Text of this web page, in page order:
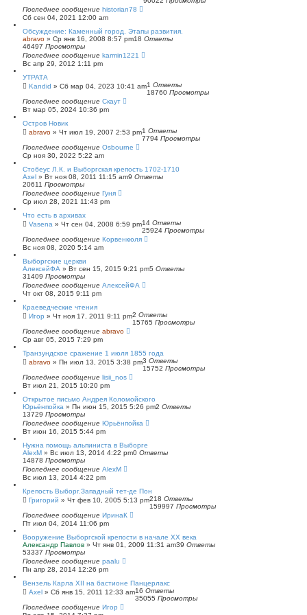
о
и
с
к
Последнее сообщение historian78
Сб сен 04, 2021 12:00 am
Обсуждение: Каменный город. Этапы развития.
abravo » Ср янв 16, 2008 8:57 pm18 Ответы
46497 Просмотры
Последнее сообщение karmin1221
Вс апр 29, 2012 1:11 pm
УТРАТА
Kandid » Сб мар 04, 2023 10:41 am1 Ответы
18760 Просмотры
Последнее сообщение Скаут
Вт мар 05, 2024 10:36 pm
Остров Новик
abravo » Чт июл 19, 2007 2:53 pm1 Ответы
7794 Просмотры
Последнее сообщение Osbourne
Ср ноя 30, 2022 5:22 am
Стобеус Л.К. и Выборгская крепость 1702-1710
Axel » Вт ноя 08, 2011 11:15 am9 Ответы
20611 Просмотры
Последнее сообщение Гуня
Ср июл 28, 2021 11:43 pm
Что есть в архивах
Vasena » Чт сен 04, 2008 6:59 pm14 Ответы
25924 Просмотры
Последнее сообщение Корвенкюля
Вс ноя 08, 2020 5:14 am
Выборгские церкви
АлексейФА » Вт сен 15, 2015 9:21 pm5 Ответы
31409 Просмотры
Последнее сообщение АлексейФА
Чт окт 08, 2015 9:11 pm
Краеведческие чтения
Игор » Чт ноя 17, 2011 9:11 pm2 Ответы
15765 Просмотры
Последнее сообщение abravo
Ср авг 05, 2015 7:29 pm
Транзундское сражение 1 июля 1855 года
abravo » Пн июл 13, 2015 3:38 pm3 Ответы
15752 Просмотры
Последнее сообщение lisii_nos
Вт июл 21, 2015 10:20 pm
Открытое письмо Андрея Коломойского
Юрьёнпойка » Пн июн 15, 2015 5:26 pm2 Ответы
13729 Просмотры
Последнее сообщение Юрьёнпойка
Вт июн 16, 2015 5:44 pm
Нужна помощь альпиниста в Выборге
AlexM » Вс июл 13, 2014 4:22 pm0 Ответы
14878 Просмотры
Последнее сообщение AlexM
Вс июл 13, 2014 4:22 pm
Крепость Выборг.Западный тет-де Пон
Григорий » Чт фев 10, 2005 5:13 pm218 Ответы
159997 Просмотры
Последнее сообщение ИринаК
Пт июл 04, 2014 11:06 pm
Вооружение Выборгской крепости в начале ХХ века
Александр Павлов » Чт янв 01, 2009 11:31 am39 Ответы
53337 Просмотры
Последнее сообщение paalu
Пн апр 28, 2014 12:26 pm
Вензель Карла XII на бастионе Панцерлакс
Axel » Сб янв 15, 2011 12:33 am16 Ответы
35055 Просмотры
Последнее сообщение Игор